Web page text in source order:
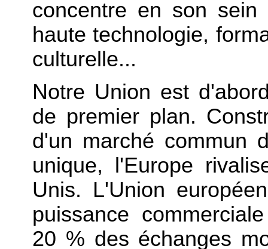
concentre en son sein
haute technologie,
culturelle...
Notre Union est
de premier plan.
d'un marché commun
unique, l'Europe
Unis. L'Union
puissance
20 % des échanges